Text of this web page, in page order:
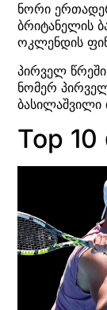
ნორი
ბრიტანელის
ოკლენდის
პირველ
ნომერ
ბასილაშვილი
Top